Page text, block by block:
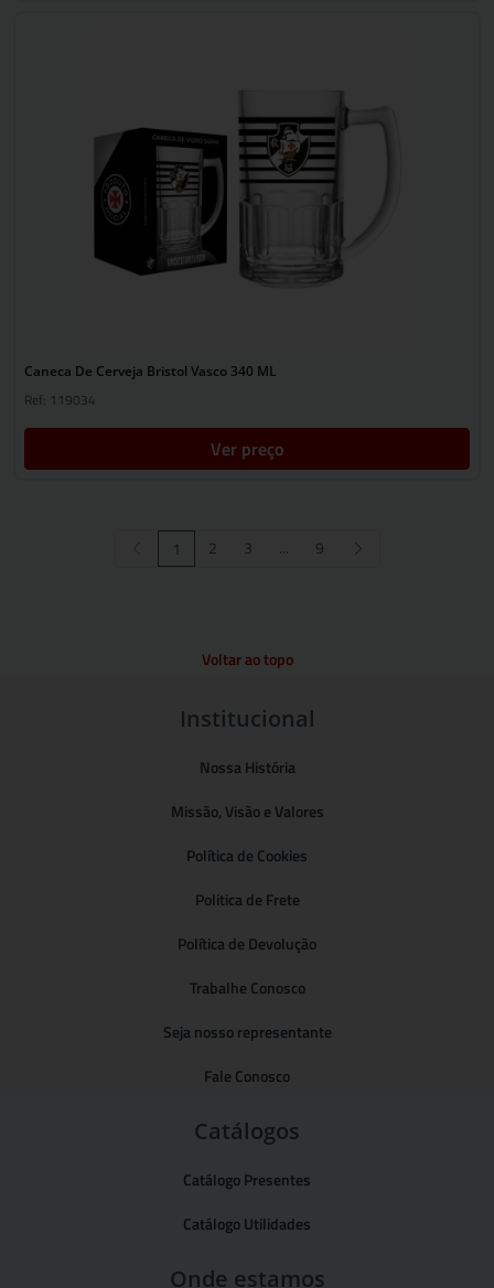
Caneca De Cerveja Bristol Vasco 340 ML
Ref: 119034
Ver preço
1 2 3 ... 9
Voltar ao topo
Institucional
Nossa História
Missão, Visão e Valores
Política de Cookies
Politica de Frete
Política de Devolução
Trabalhe Conosco
Seja nosso representante
Fale Conosco
Catálogos
Catálogo Presentes
Catálogo Utilidades
Onde estamos